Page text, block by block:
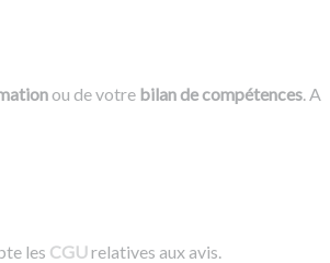
ou de votre bilan de compétences. A
les CGUrelatives aux avis.